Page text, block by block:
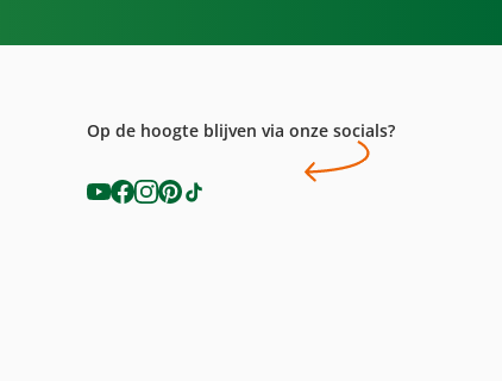
Op de hoogte blijven via onze socials?